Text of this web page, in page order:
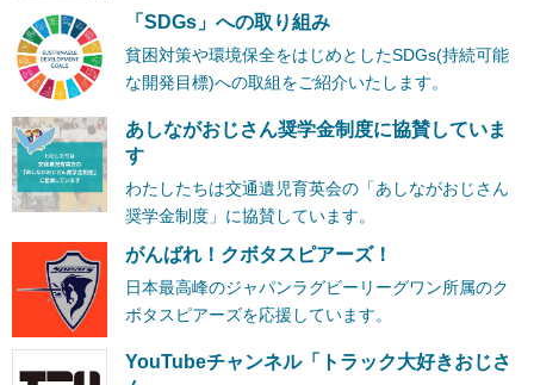
「SDGs」への取り組み
貧困対策や環境保全をはじめとしたSDGs(持続可能
な開発目標)への取組をご紹介いたします。
あしながおじさん奨学金制度に協賛していま
す
わたしたちは交通遺児育英会の「あしながおじさん
奨学金制度」に協賛しています。
がんばれ！クボタスピアーズ！
日本最高峰のジャパンラグビーリーグワン所属のク
ボタスピアーズを応援しています。
YouTubeチャンネル「トラック大好きおじさ